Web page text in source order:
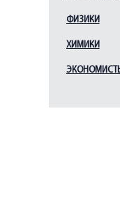
ФИЗИКИ
ХИМИКИ